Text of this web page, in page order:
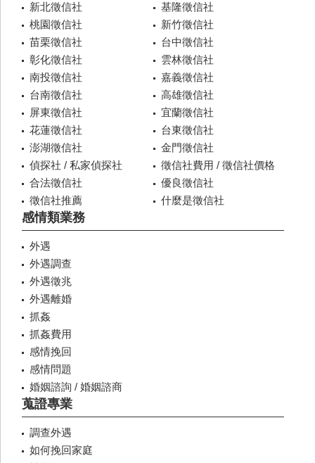
新北徵信社
基隆徵信社
桃園徵信社
新竹徵信社
苗栗徵信社
台中徵信社
彰化徵信社
雲林徵信社
南投徵信社
嘉義徵信社
台南徵信社
高雄徵信社
屏東徵信社
宜蘭徵信社
花蓮徵信社
台東徵信社
澎湖徵信社
金門徵信社
偵探社 / 私家偵探社
徵信社費用 / 徵信社價格
合法徵信社
優良徵信社
徵信社推薦
什麼是徵信社
感情類業務
外遇
外遇調查
外遇徵兆
外遇離婚
抓姦
抓姦費用
感情挽回
感情問題
婚姻諮詢 / 婚姻諮商
蒐證專業
調查外遇
如何挽回家庭